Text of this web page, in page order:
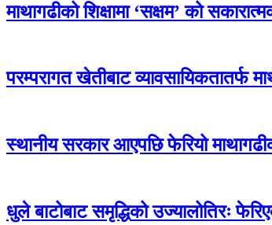
माथागढीको शिक्षामा ‘सक्षम’ को
परम्परागत खेतीबाट व्यावसायिकतातर्फ
स्थानीय सरकार आएपछि फेरियो
धुले बाटोबाट समृद्धिको उज्यालोतिरः